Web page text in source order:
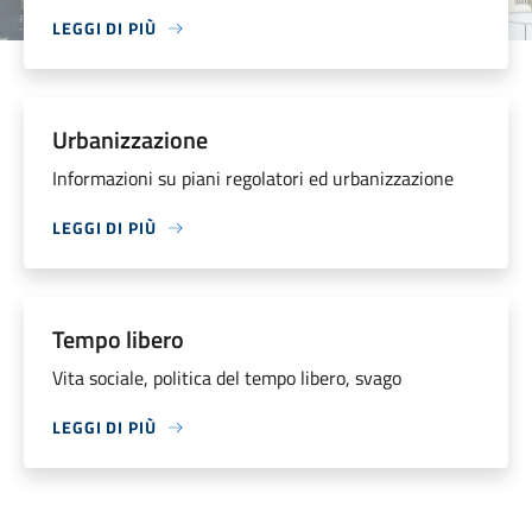
LEGGI DI PIÙ
Urbanizzazione
Informazioni su piani regolatori ed urbanizzazione
LEGGI DI PIÙ
Tempo libero
Vita sociale, politica del tempo libero, svago
LEGGI DI PIÙ